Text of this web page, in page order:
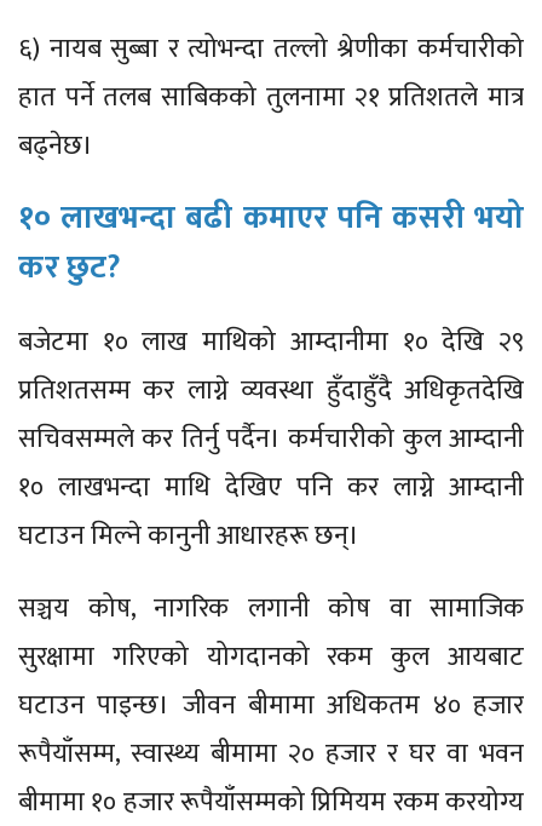
६) नायब सुब्बा र त्योभन्दा तल्लो श्रेणीका कर्मचारीको
हात पर्ने तलब साबिकको तुलनामा २१ प्रतिशतले मात्र
बढ्नेछ।
१० लाखभन्दा बढी कमाएर पनि कसरी भयो
कर छुट?
बजेटमा १० लाख माथिको आम्दानीमा १० देखि २९
प्रतिशतसम्म कर लाग्ने व्यवस्था हुँदाहुँदै अधिकृतदेखि
सचिवसम्मले कर तिर्नु पर्दैन। कर्मचारीको कुल आम्दानी
१० लाखभन्दा माथि देखिए पनि कर लाग्ने आम्दानी
घटाउन मिल्ने कानुनी आधारहरू छन्।
सञ्चय कोष, नागरिक लगानी कोष वा सामाजिक
सुरक्षामा गरिएको योगदानको रकम कुल आयबाट
घटाउन पाइन्छ। जीवन बीमामा अधिकतम ४० हजार
रूपैयाँसम्म, स्वास्थ्य बीमामा २० हजार र घर वा भवन
बीमामा १० हजार रूपैयाँसम्मको प्रिमियम रकम करयोग्य